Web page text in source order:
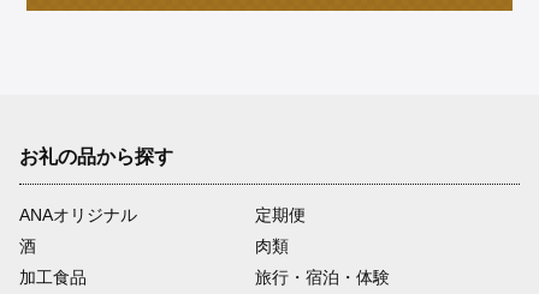
お礼の品から探す
ANAオリジナル
定期便
酒
肉類
加工食品
旅行・宿泊・体験